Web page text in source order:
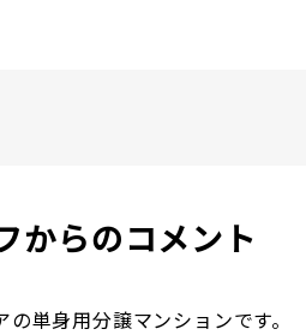
からのコメント
単身用分譲マンションです。